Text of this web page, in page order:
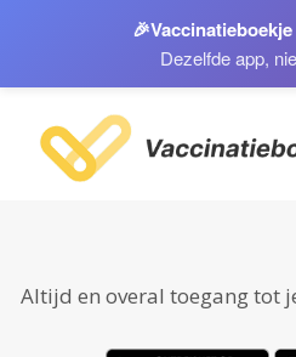
🎉
Dezelfde app,
Altijd en overal toegang tot